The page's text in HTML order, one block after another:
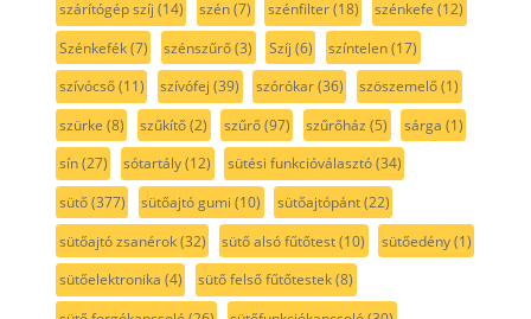
szárítógép szíj (14) szén(7) szénfilter(18) szénkefe (12)
Szénkefék(7) szénszűrő(3) Szíj (6) színtelen(17)
szívócső(11) szívófej (39) szórókar(36) szöszemelő(1)
szürke (8) szűkítő(2) szűrő(97) szűrőház (5) sárga (1)
sín(27) sótartály(12) sütési funkcióválasztó(34)
sütő(377) sütőajtó gumi (10) sütőajtópánt(22)
sütőajtó zsanérok(32) sütő alsó fűtőtest(10) sütőedény(1)
sütőelektronika (4) sütő felső fűtőtestek(8)